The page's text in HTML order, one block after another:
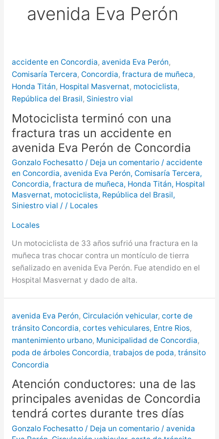
más de $580 millones
puntos de Concordia
avenida Eva Perón
accidente en Concordia, avenida Eva Perón,
Comisaría Tercera, Concordia, fractura de muñeca,
Honda Titán, Hospital Masvernat, motociclista,
República del Brasil, Siniestro vial
Motociclista terminó con una
fractura tras un accidente en
avenida Eva Perón de Concordia
Gonzalo Fochesatto / Deja un comentario / accidente
en Concordia, avenida Eva Perón, Comisaría Tercera,
Concordia, fractura de muñeca, Honda Titán, Hospital
Masvernat, motociclista, República del Brasil,
Siniestro vial / / Locales
Locales
Un motociclista de 33 años sufrió una fractura en la
muñeca tras chocar contra un montículo de tierra
señalizado en avenida Eva Perón. Fue atendido en el
Hospital Masvernat y dado de alta.
avenida Eva Perón, Circulación vehicular, corte de
tránsito Concordia, cortes vehiculares, Entre Rios,
mantenimiento urbano, Municipalidad de Concordia,
poda de árboles Concordia, trabajos de poda, tránsito
Concordia
Atención conductores: una de las
principales avenidas de Concordia
tendrá cortes durante tres días
Gonzalo Fochesatto / Deja un comentario / avenida